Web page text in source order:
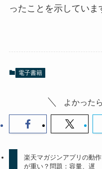
ったことを示していま
電子書籍
よかった
楽天マガジンアプリの動作
が重い？問題：容量、遅